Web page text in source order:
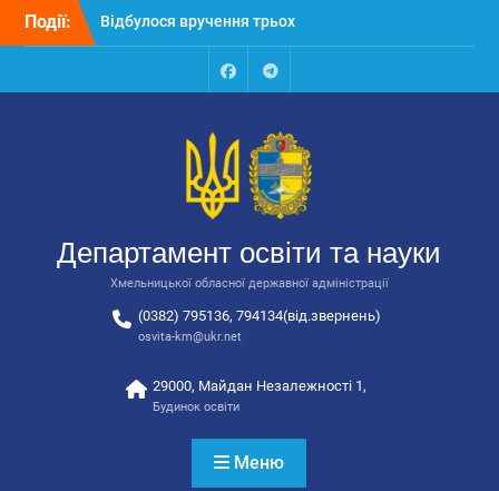
Перейти
Події:
Відбулося вручення трьох
автобусів для потреб
Відбулося засідання
освіти та науки обласної
державної адміністрації
Відбулась обласна
національно-патріотичне
виховання
FacebookTalegram
Департамент освіти та науки
Хмельницької обласної державної адміністрації
(0382) 795136, 794134(від.звернень)
osvita-km@ukr.net
29000, Майдан Незалежності 1,
Будинок освіти
Меню